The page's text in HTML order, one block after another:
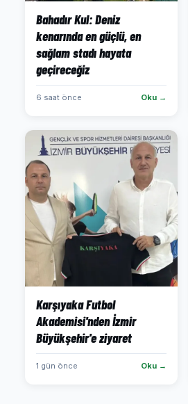
Bahadır Kul: Deniz
kenarında en güçlü, en
sağlam stadı hayata
geçireceğiz
6 saat önce Oku →
Karşıyaka Futbol
Akademisi'nden İzmir
Büyükşehir'e ziyaret
1 gün önce Oku →